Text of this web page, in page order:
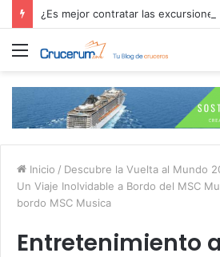
Menú
Inicio / Descubre la Vuelta al Mundo
Un Viaje Inolvidable a Bordo del MSC
bordo MSC Musica
Entretenimiento